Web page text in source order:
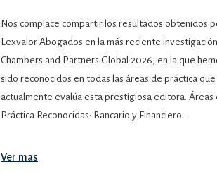
Nos complace compartir los resultados obtenidos
Lexvalor Abogados en la más reciente
Chambers and Partners Global 2026, en la que
sido reconocidos en todas las áreas de práctica que
actualmente evalúa esta prestigiosa editora. Áreas
Práctica Reconocidas: Bancario y Financiero…
Ver mas